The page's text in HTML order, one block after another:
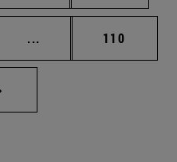
... Páginas intermedias
Página
110